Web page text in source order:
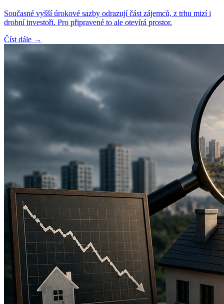
Současné vyšší úrokové sazby odrazují část zájemců, z trhu mizí i
drobní investoři. Pro připravené to ale otevírá prostor.
Číst dále →